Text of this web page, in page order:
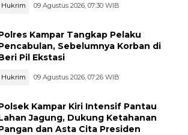
Hukrim 09 Agustus 2026, 07:30 WIB
Kampar Tangkap Pelaku
Sebelumnya Korban di
Pil Ekstasi
Hukrim 09 Agustus 2026, 07:26 WIB
Kampar Kiri Intensif Pantau
Jagung, Dukung Ketahanan
dan Asta Cita Presiden